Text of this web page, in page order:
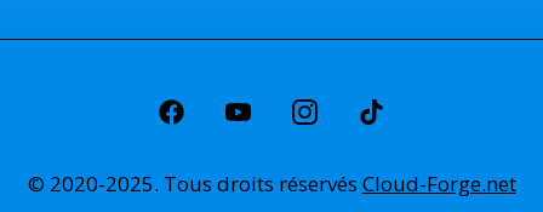
© 2020-2025. Tous droits réservés Cloud-Forge.net